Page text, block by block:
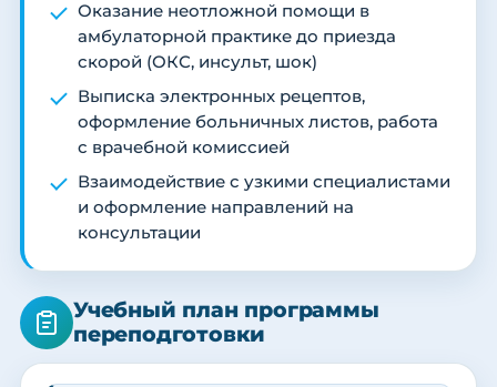
Оказание неотложной помощи в
амбулаторной практике до приезда
скорой (ОКС, инсульт, шок)
Выписка электронных рецептов,
оформление больничных листов, работа
с врачебной комиссией
Взаимодействие с узкими специалистами
и оформление направлений на
консультации
Учебный план программы
переподготовки